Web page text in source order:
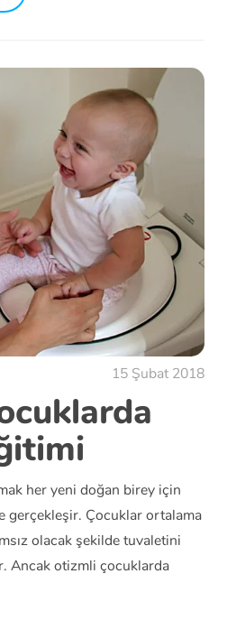
15 Şubat 2018
her yeni doğan birey için
gerçekleşir. Çocuklar ortalama
olacak şekilde tuvaletini
Ancak otizmli çocuklarda